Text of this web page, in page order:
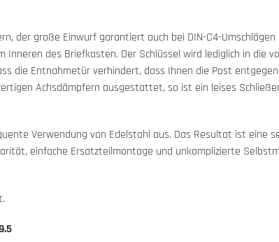
der große Einwurf garantiert auch bei DIN-C4-
des Briefkasten. Der Schlüssel wird lediglich in
die Entnahmetür verhindert, dass Ihnen die Post
Achsdämpfern ausgestattet, so ist ein leises
Verwendung von Edelstahl aus. Das Resultat ist
einfache Ersatzteilmontage und unkomplizierte